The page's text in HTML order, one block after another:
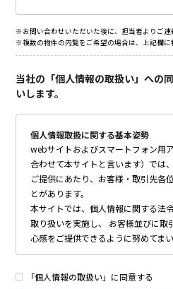
※お問い合わせいただいた後に、担当者よりご連
※複数の物件の内覧をご希望の場合は、上記欄に
当社の「個人情報の取扱い」への
いします。
個人情報取扱に関する基本姿勢
webサイトおよびスマートフォン用
合わせて本サイトと言います）では
ご提供にあたり、お客様・取引先各
とがあります。
本サイトでは、個人情報に関する法
取り扱いを実施し、 お客様並びに取
心感をご提供できるように努めてまい
個人情報の取得について
本サイトは、偽りその他不正の手段
「個人情報の取扱い」に同意する